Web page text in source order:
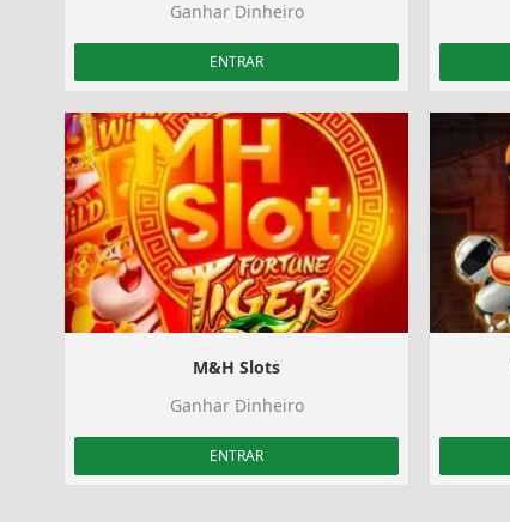
Ganhar Dinheiro
ENTRAR
M&H Slots
Ganhar Dinheiro
ENTRAR